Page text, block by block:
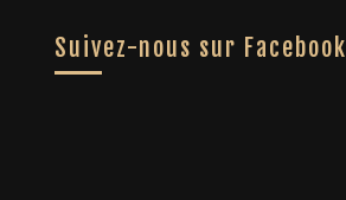
Suivez-nous sur Facebook